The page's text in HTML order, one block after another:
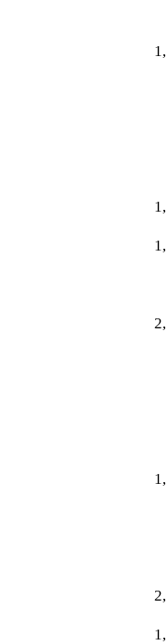
君
美
（
（